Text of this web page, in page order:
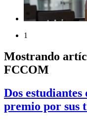
1
Mostrando
FCCOM
Dos
premio por sus